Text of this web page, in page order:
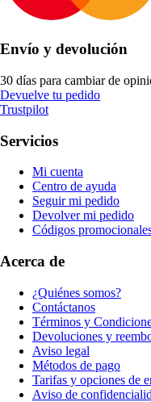
Envío y devolución
30 días para cambiar de
Devuelve tu pedido
Trustpilot
Servicios
Mi cuenta
Centro de ayuda
Seguir mi pedido
Devolver mi pedido
Códigos
Acerca de
¿Quiénes somos?
Contáctanos
Términos y
Devoluciones y
Aviso legal
Métodos de pago
Tarifas y opciones de
Aviso de